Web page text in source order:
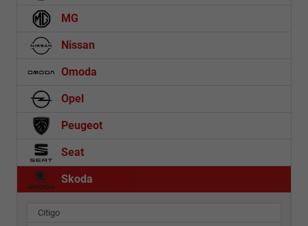
MG
Nissan
Omoda
Opel
Peugeot
Seat
Skoda
Citigo